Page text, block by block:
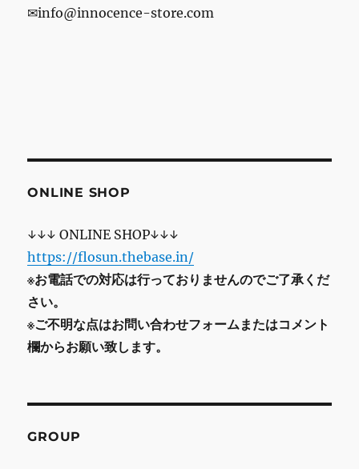
✉info@innocence-store.com
ONLINE SHOP
↓↓↓ ONLINE SHOP↓↓↓
https://flosun.thebase.in/
※お電話での対応は行っておりませんのでご了承くだ
さい。
※ご不明な点はお問い合わせフォームまたはコメント
欄からお願い致します。
GROUP